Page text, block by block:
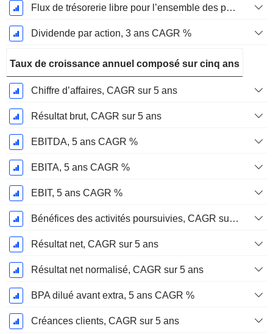
Flux de trésorerie libre pour l’ensemble des pourvoyeurs de fonds (créanciers et actionnaires) FCFF, CAGR sur 3 ans
Dividende par action, 3 ans CAGR %
Taux de croissance annuel composé sur cinq ans
Chiffre d’affaires, CAGR sur 5 ans
Résultat brut, CAGR sur 5 ans
EBITDA, 5 ans CAGR %
EBITA, 5 ans CAGR %
EBIT, 5 ans CAGR %
Bénéfices des activités poursuivies, CAGR sur 5 ans
Résultat net, CAGR sur 5 ans
Résultat net normalisé, CAGR sur 5 ans
BPA dilué avant extra, 5 ans CAGR %
Créances clients, CAGR sur 5 ans